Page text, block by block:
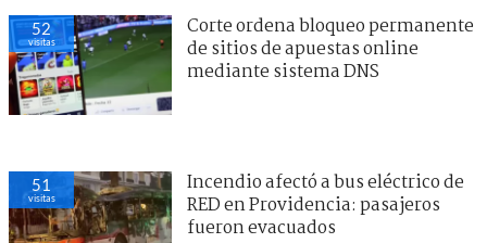
52
visitas
Corte ordena bloqueo permanente
de sitios de apuestas online
mediante sistema DNS
51
visitas
Incendio afectó a bus eléctrico de
RED en Providencia: pasajeros
fueron evacuados